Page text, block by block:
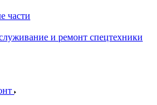
части
и ремонт спецтехники